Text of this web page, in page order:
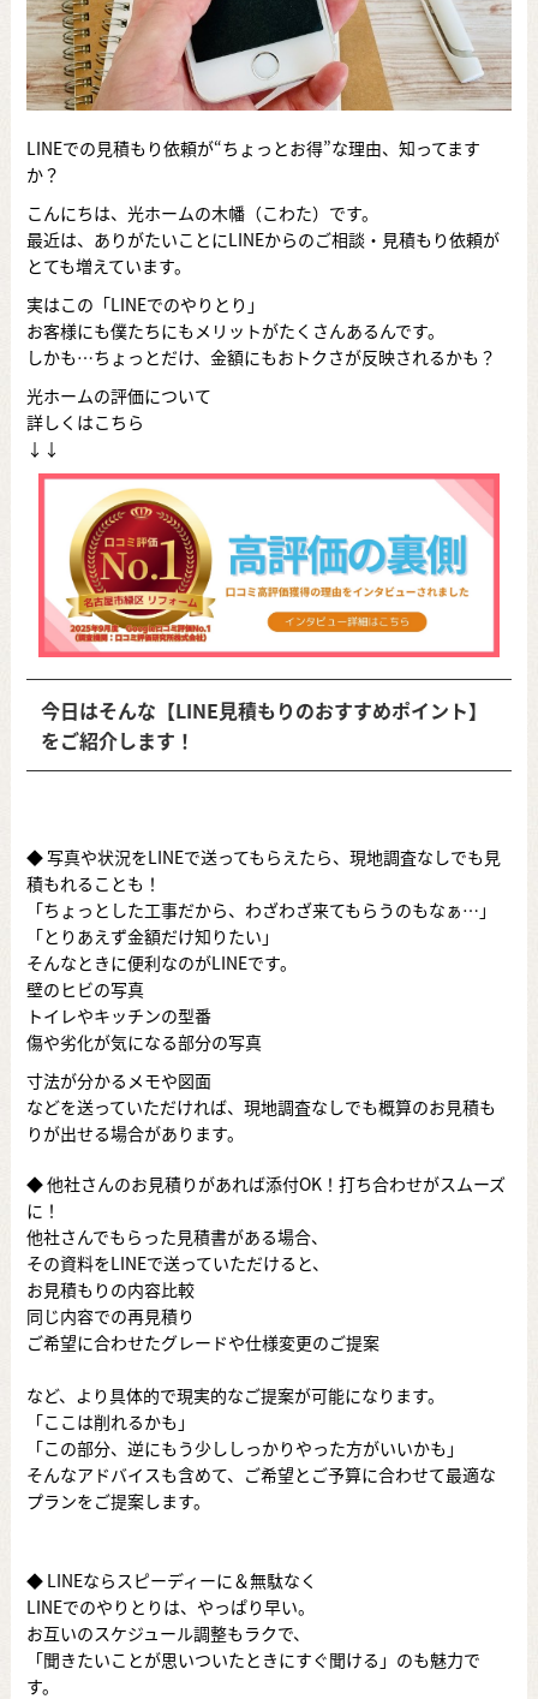
LINEでの見積もり依頼が“ちょっとお得”な理由、知ってます
か？
こんにちは、光ホームの木幡（こわた）です。
最近は、ありがたいことにLINEからのご相談・見積もり依頼が
とても増えています。
実はこの「LINEでのやりとり」
お客様にも僕たちにもメリットがたくさんあるんです。
しかも…ちょっとだけ、金額にもおトクさが反映されるかも？
光ホームの評価について
詳しくはこちら
↓↓
今日はそんな【LINE見積もりのおすすめポイント】
をご紹介します！
◆ 写真や状況をLINEで送ってもらえたら、現地調査なしでも見
積もれることも！
「ちょっとした工事だから、わざわざ来てもらうのもなぁ…」
「とりあえず金額だけ知りたい」
そんなときに便利なのがLINEです。
壁のヒビの写真
トイレやキッチンの型番
傷や劣化が気になる部分の写真
寸法が分かるメモや図面
などを送っていただければ、現地調査なしでも概算のお見積も
りが出せる場合があります。
◆ 他社さんのお見積りがあれば添付OK！打ち合わせがスムーズ
に！
他社さんでもらった見積書がある場合、
その資料をLINEで送っていただけると、
お見積もりの内容比較
同じ内容での再見積り
ご希望に合わせたグレードや仕様変更のご提案
など、より具体的で現実的なご提案が可能になります。
「ここは削れるかも」
「この部分、逆にもう少ししっかりやった方がいいかも」
そんなアドバイスも含めて、ご希望とご予算に合わせて最適な
プランをご提案します。
◆ LINEならスピーディーに＆無駄なく
LINEでのやりとりは、やっぱり早い。
お互いのスケジュール調整もラクで、
「聞きたいことが思いついたときにすぐ聞ける」のも魅力で
す。